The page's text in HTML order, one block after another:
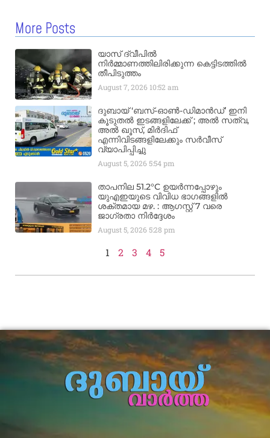
More Posts
യാസ് ദ്വീപിൽ
നിർമ്മാണത്തിലിരിക്കുന്ന കെട്ടിടത്തിൽ
തീപിടുത്തം
August 7, 2026 10:52 am
ദുബായ് ‘ബസ്-ഓൺ-ഡിമാൻഡ്’ ഇനി
കൂടുതൽ ഇടങ്ങളിലേക്ക് ; അൽ സത്വ,
അൽ ഖൂസ്, മിർദിഫ്
എന്നിവിടങ്ങളിലേക്കും സർവീസ്
വ്യാപിപ്പിച്ചു
August 5, 20265:54 pm
താപനില 51.2°C ഉയർന്നപ്പോഴും
യുഎഇയുടെ വിവിധ ഭാഗങ്ങളിൽ
ശക്തമായ മഴ. : ആഗസ്റ്റ് 7 വരെ
ജാഗ്രതാ നിർദ്ദേശം
August 5, 20265:28 pm
1 2 3 4 5